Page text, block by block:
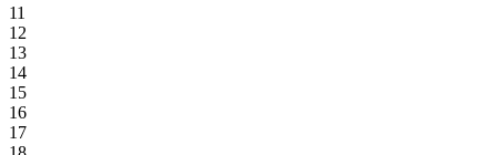
11
12
13
14
15
16
17